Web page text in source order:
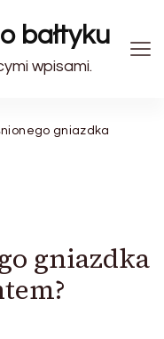
bałtyku
wpisami.
gniazdka
gniazdka